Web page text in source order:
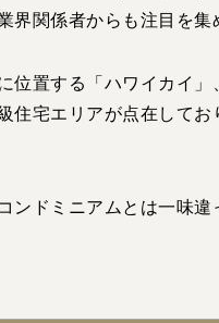
関係者からも注目を集
位置する「ハワイカイ
住宅エリアが点在して
ンドミニアムとは一味